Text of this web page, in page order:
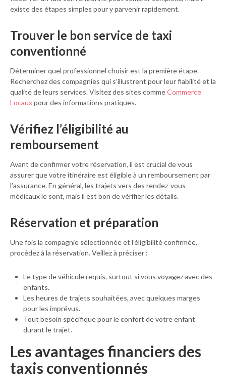
existe des étapes simples pour y parvenir rapidement.
Trouver le bon service de taxi
conventionné
Déterminer quel professionnel choisir est la première étape.
Recherchez des compagnies qui s’illustrent pour leur fiabilité et la
qualité de leurs services. Visitez des sites commeCommerce
Locauxpour des informations pratiques.
Vérifiez l’éligibilité au
remboursement
Avant de confirmer votre réservation, il est crucial de vous
assurer que votre itinéraire est éligible à un remboursement par
l’assurance. En général, les trajets vers des rendez-vous
médicaux le sont, mais il est bon de vérifier les détails.
Réservation et préparation
Une fois la compagnie sélectionnée et l’éligibilité confirmée,
procédez à la réservation. Veillez à préciser :
Le type de véhicule requis, surtout si vous voyagez avec des
enfants.
Les heures de trajets souhaitées, avec quelques marges
pour les imprévus.
Tout besoin spécifique pour le confort de votre enfant
durant le trajet.
Les avantages financiers des
taxis conventionnés